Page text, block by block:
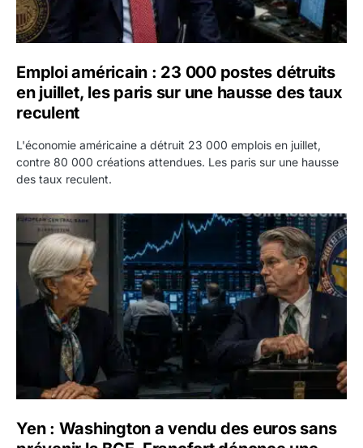
Emploi américain : 23 000 postes détruits
en juillet, les paris sur une hausse des taux
reculent
L'économie américaine a détruit 23 000 emplois en juillet,
contre 80 000 créations attendues. Les paris sur une hausse
des taux reculent.
Yen : Washington a vendu des euros sans prévenir la
Yen : Washington a vendu des euros sans